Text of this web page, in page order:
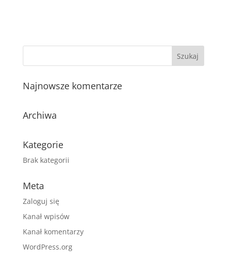
Najnowsze komentarze
Archiwa
Kategorie
Brak kategorii
Meta
Zaloguj się
Kanał wpisów
Kanał komentarzy
WordPress.org